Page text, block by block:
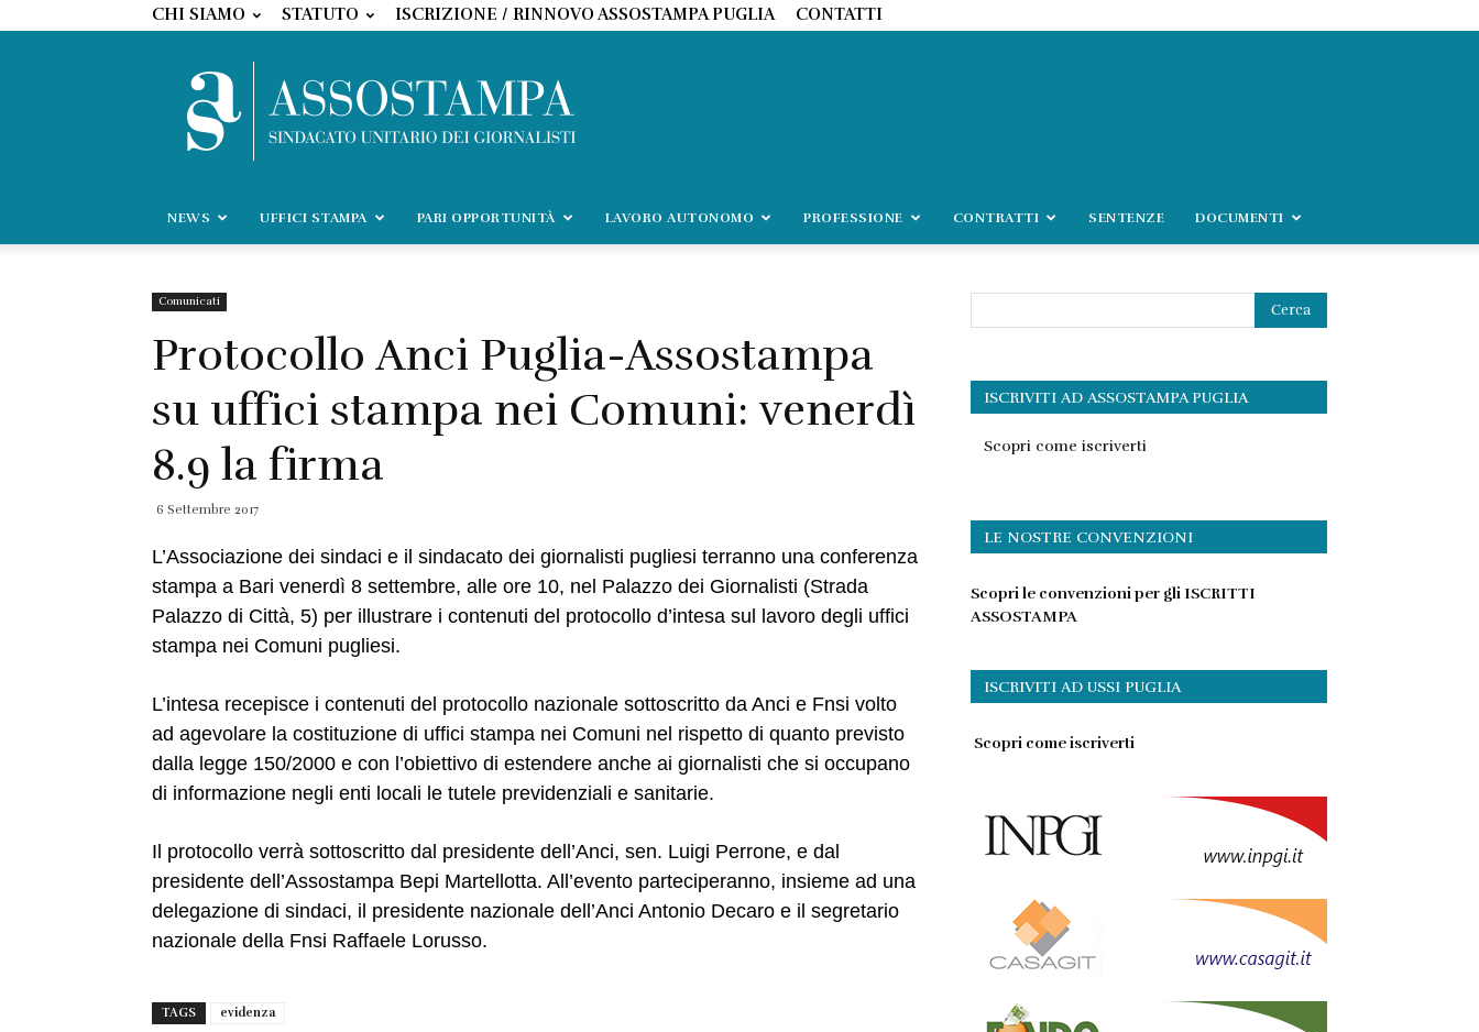
CHI SIAMO STATUTO ISCRIZIONE / RINNOVO ASSOSTAMPA PUGLIA CONTATTI
NEWS UFFICI STAMPA PARI OPPORTUNITÀ LAVORO AUTONOMO PROFESSIONE CONTRATTI SENTENZE DOCUMENTI
Comunicati
Protocollo Anci Puglia-Assostampa
su uffici stampa nei Comuni: venerdì
8.9 la firma
6 Settembre 2017
L’Associazione dei sindaci e il sindacato dei giornalisti pugliesi terranno una conferenza
stampa a Bari venerdì 8 settembre, alle ore 10, nel Palazzo dei Giornalisti (Strada
Palazzo di Città, 5) per illustrare i contenuti del protocollo d’intesa sul lavoro degli uffici
stampa nei Comuni pugliesi.
L’intesa recepisce i contenuti del protocollo nazionale sottoscritto da Anci e Fnsi volto
ad agevolare la costituzione di uffici stampa nei Comuni nel rispetto di quanto previsto
dalla legge 150/2000 e con l’obiettivo di estendere anche ai giornalisti che si occupano
di informazione negli enti locali le tutele previdenziali e sanitarie.
Il protocollo verrà sottoscritto dal presidente dell’Anci, sen. Luigi Perrone, e dal
presidente dell’Assostampa Bepi Martellotta. All’evento parteciperanno, insieme ad una
delegazione di sindaci, il presidente nazionale dell’Anci Antonio Decaro e il segretario
nazionale della Fnsi Raffaele Lorusso.
TAGS evidenza
ISCRIVITI AD ASSOSTAMPA PUGLIA
Scopri come iscriverti
LE NOSTRE CONVENZIONI
Scopri le convenzioni per gli ISCRITTI
ASSOSTAMPA
ISCRIVITI AD USSI PUGLIA
Scopri come iscriverti